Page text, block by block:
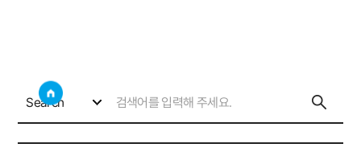
소통게시판
Search